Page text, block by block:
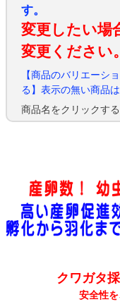
す。
変更したい場
変更ください。
【商品のバリエーシ
る】表示の無い商品
商品名をクリックす
クワガタ
安全性